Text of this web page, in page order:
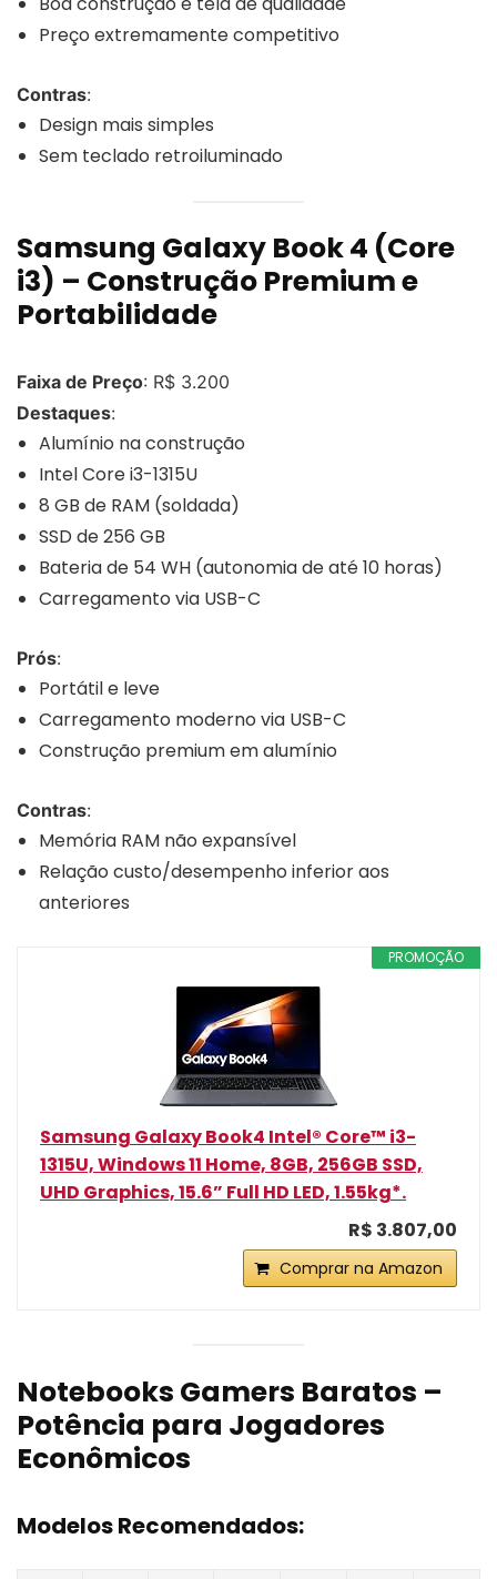
Preço extremamente competitivo
Contras:
Design mais simples
Sem teclado retroiluminado
Samsung Galaxy Book 4 (Core
i3) – Construção Premium e
Portabilidade
Faixa de Preço: R$ 3.200
Destaques:
Alumínio na construção
Intel Core i3-1315U
8 GB de RAM (soldada)
SSD de 256 GB
Bateria de 54 WH (autonomia de até 10 horas)
Carregamento via USB-C
Prós:
Portátil e leve
Carregamento moderno via USB-C
Construção premium em alumínio
Contras:
Memória RAM não expansível
Relação custo/desempenho inferior aos
anteriores
PROMOÇÃO
Samsung Galaxy Book4 Intel® Core™ i3-
1315U, Windows 11 Home, 8GB, 256GB SSD,
UHD Graphics, 15.6” Full HD LED, 1.55kg*.
R$ 3.807,00
Comprar na Amazon
Notebooks Gamers Baratos –
Potência para Jogadores
Econômicos
Modelos Recomendados: